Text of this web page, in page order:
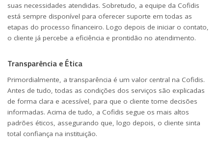
suas necessidades atendidas. Sobretudo, a equipe da Cofidis
está sempre disponível para oferecer suporte em todas as
etapas do processo financeiro. Logo depois de iniciar o contato,
o cliente já percebe a eficiência e prontidão no atendimento.
Transparência e Ética
Primordialmente, a transparência é um valor central na Cofidis.
Antes de tudo, todas as condições dos serviços são explicadas
de forma clara e acessível, para que o cliente tome decisões
informadas. Acima de tudo, a Cofidis segue os mais altos
padrões éticos, assegurando que, logo depois, o cliente sinta
total confiança na instituição.